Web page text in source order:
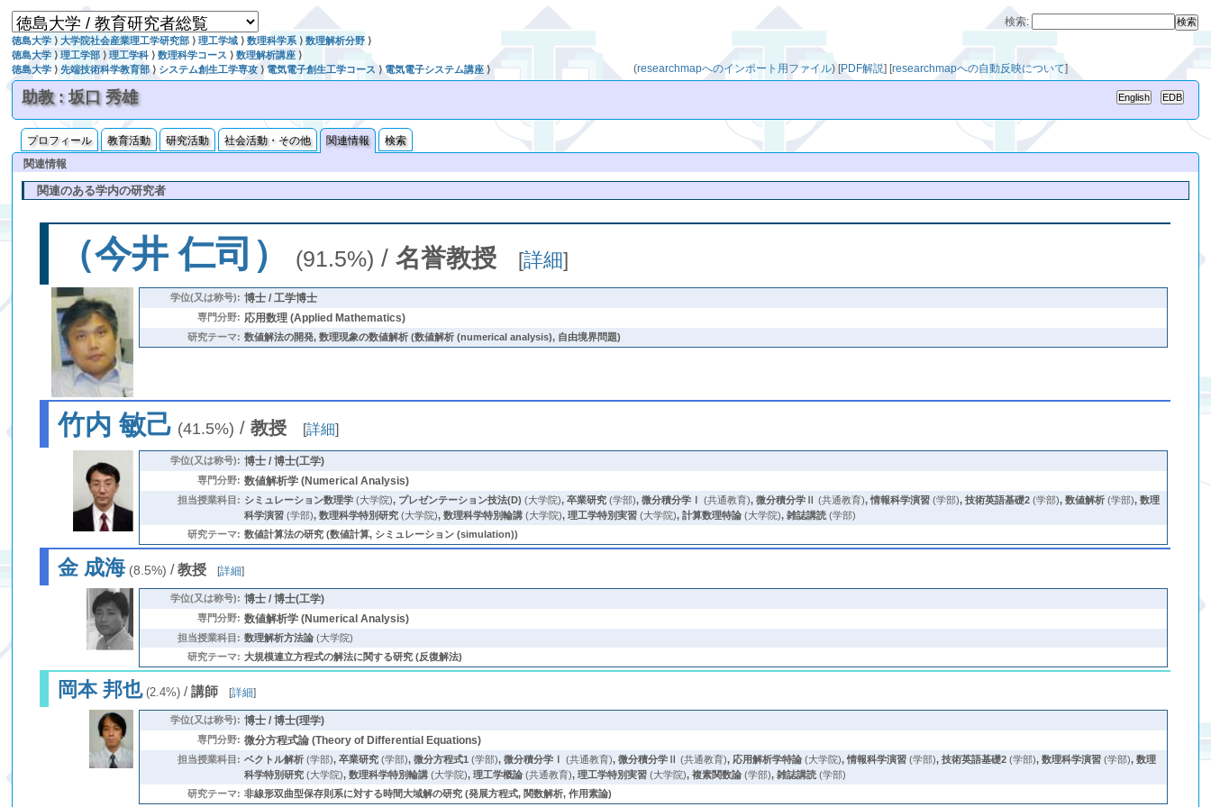
検索:
徳島大学 ⟩大学院社会産業理工学研究部 ⟩理工学域 ⟩数理科学系 ⟩数理解析分野 ⟩
徳島大学 ⟩理工学部 ⟩理工学科 ⟩数理科学コース ⟩数理解析講座 ⟩
徳島大学⟩先端技術科学教育部⟩ システム創生工学専攻 ⟩電気電子創生工学コース ⟩電気電子システム講座⟩ (researchmapへのインポート用ファイル) [PDF解説] [researchmapへの自動反映について]
助教 : 坂口 秀雄
プロフィール 教育活動 研究活動 社会活動・その他 関連情報
検索
関連情報
関連のある学内の研究者
（今井 仁司） (91.5%) /名誉教授 [詳細]
学位(又は称号): 博士 / 工学博士
専門分野: 応用数理 (Applied Mathematics)
研究テーマ: 数値解法の開発, 数理現象の数値解析 (数値解析 (numerical analysis), 自由境界問題)
竹内 敏己 (41.5%) /教授 [詳細]
学位(又は称号): 博士 / 博士(工学)
専門分野: 数値解析学 (Numerical Analysis)
担当授業科目: シミュレーション数理学 (大学院), プレゼンテーション技法(D) (大学院),卒業研究 (学部),微分積分学Ⅰ (共通教育),微分積分学Ⅱ (共通教育),情報科学演習 (学部),技術英語基礎2 (学部),数値解析 (学部),数理
科学演習 (学部),数理科学特別研究 (大学院),数理科学特別輪講 (大学院),理工学特別実習 (大学院),計算数理特論 (大学院),雑誌講読 (学部)
研究テーマ: 数値計算法の研究 (数値計算, シミュレーション (simulation))
金 成海(8.5%) /教授 [詳細]
学位(又は称号): 博士 / 博士(工学)
専門分野: 数値解析学 (Numerical Analysis)
担当授業科目: 数理解析方法論 (大学院)
研究テーマ: 大規模連立方程式の解法に関する研究 (反復解法)
岡本 邦也(2.4%) /講師 [詳細]
学位(又は称号): 博士 / 博士(理学)
専門分野: 微分方程式論 (Theory of Differential Equations)
担当授業科目: ベクトル解析 (学部),卒業研究 (学部),微分方程式1 (学部),微分積分学Ⅰ (共通教育),微分積分学Ⅱ (共通教育), 応用解析学特論 (大学院),情報科学演習 (学部),技術英語基礎2 (学部),数理科学演習 (学部),数理
科学特別研究 (大学院),数理科学特別輪講 (大学院),理工学概論 (共通教育),理工学特別実習 (大学院),複素関数論 (学部),雑誌講読 (学部)
研究テーマ: 非線形双曲型保存則系に対する時間大域解の研究 (発展方程式, 関数解析, 作用素論)